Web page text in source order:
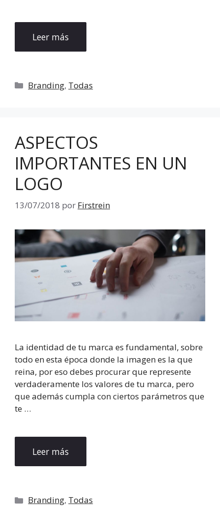
Leer más
Categorías
Branding, Todas
ASPECTOS
IMPORTANTES EN UN
LOGO
13/07/2018 por Firstrein
La identidad de tu marca es fundamental, sobre
todo en esta época donde la imagen es la que
reina, por eso debes procurar que represente
verdaderamente los valores de tu marca, pero
que además cumpla con ciertos parámetros que
te …
Leer más
Categorías
Branding, Todas